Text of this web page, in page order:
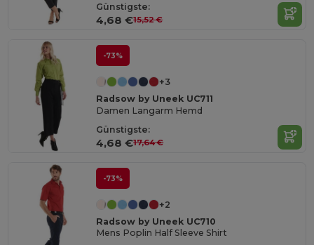
Günstigste:
4,68 €15,52 €
-73%
+3
Radsow by Uneek UC711
Damen Langarm Hemd
Günstigste:
4,68 €17,64 €
-73%
+2
Radsow by Uneek UC710
Mens Poplin Half Sleeve Shirt